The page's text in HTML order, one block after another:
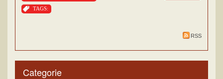
TAGS:
RSS
Categorie